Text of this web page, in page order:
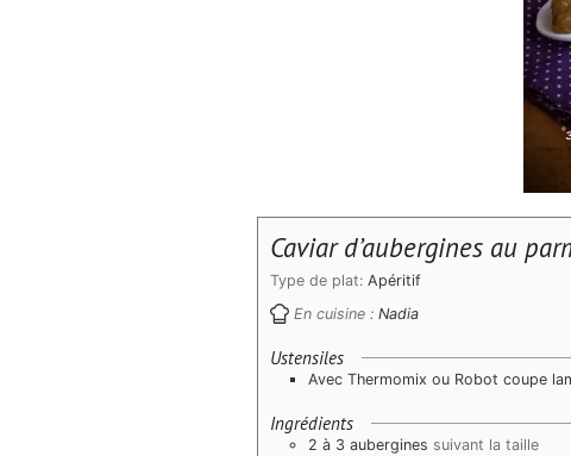
Caviar d’aubergines au
Type de plat: Apéritif
En cuisine :Nadia
Ustensiles
Avec Thermomix ou Robot coupe
Ingrédients
2 à 3 aubergines suivant la taille